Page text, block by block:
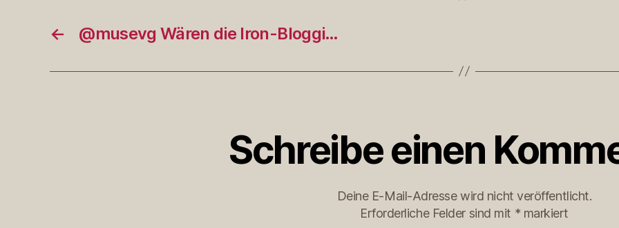
← @musevg Wären die Iron-Bloggi…
Schreibe einen
Deine E-Mail-Adresse wird nicht veröffentlicht.
Erforderliche Felder sind mit * markiert